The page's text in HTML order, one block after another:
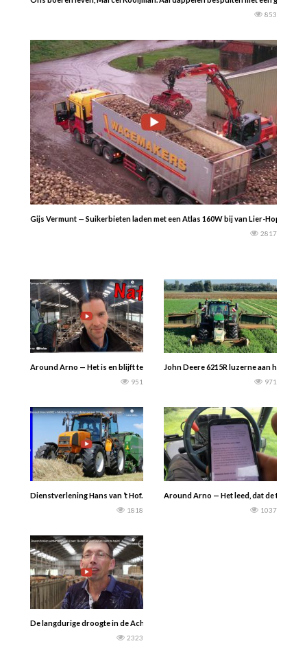
853
Gijs Vermunt — Suikerbieten laden met een Atlas 160W bij van Lier-Hopmans
2817
Around Arno — Het is en blijft te nat……….Dubbel lucht aan de Agrotron 100
951
John Deere 6215R luzerne aan het
971
Dienstverlening Hans van ‘t Hof. Balen persen en wikkelen 2020 met een
1818
Around Arno — Het leed, dat de tweede
1037
De langdurige droogte in de Achterhoek en Twente brengt boeren steeds
2323